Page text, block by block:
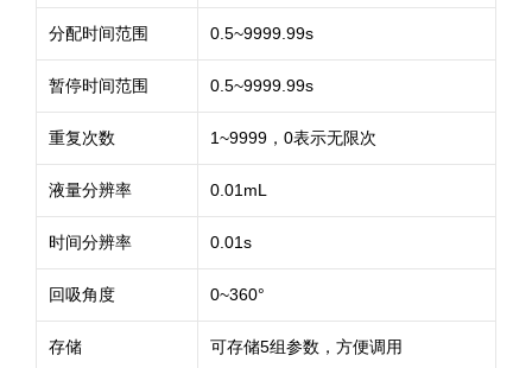
分配时间范围 0.5~9999.99s
暂停时间范围 0.5~9999.99s
重复次数 1~9999，0表示无限次
液量分辨率 0.01mL
时间分辨率 0.01s
回吸角度 0~360°
存储 可存储5组参数，方便调用